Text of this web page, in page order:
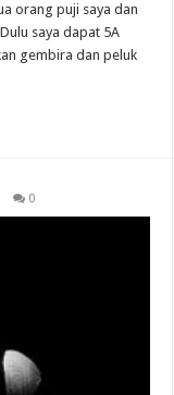
orang puji saya dan
saya dapat 5A
gembira dan peluk
0